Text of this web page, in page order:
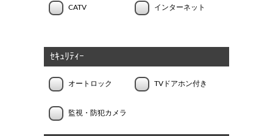
CATV インターネット
ｾｷｭﾘﾃｨｰ
オートロック TVドアホン付き
監視・防犯カメラ